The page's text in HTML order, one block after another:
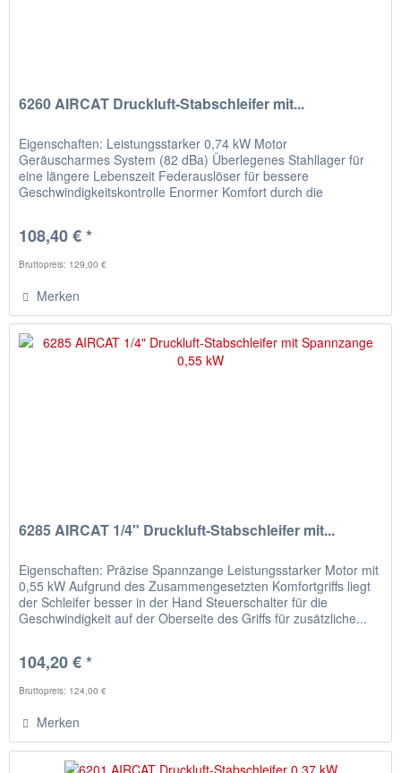
6260 AIRCAT Druckluft-Stabschleifer mit...
Eigenschaften: Leistungsstarker 0,74 kW Motor
Geräuscharmes System (82 dBa) Überlegenes Stahllager für
eine längere Lebenszeit Federauslöser für bessere
Geschwindigkeitskontrolle Enormer Komfort durch die
108,40 € *
Bruttopreis: 129,00 €
Merken
6285 AIRCAT 1/4" Druckluft-Stabschleifer mit...
Eigenschaften: Präzise Spannzange Leistungsstarker Motor mit
0,55 kW Aufgrund des Zusammengesetzten Komfortgriffs liegt
der Schleifer besser in der Hand Steuerschalter für die
Geschwindigkeit auf der Oberseite des Griffs für zusätzliche...
104,20 € *
Bruttopreis: 124,00 €
Merken